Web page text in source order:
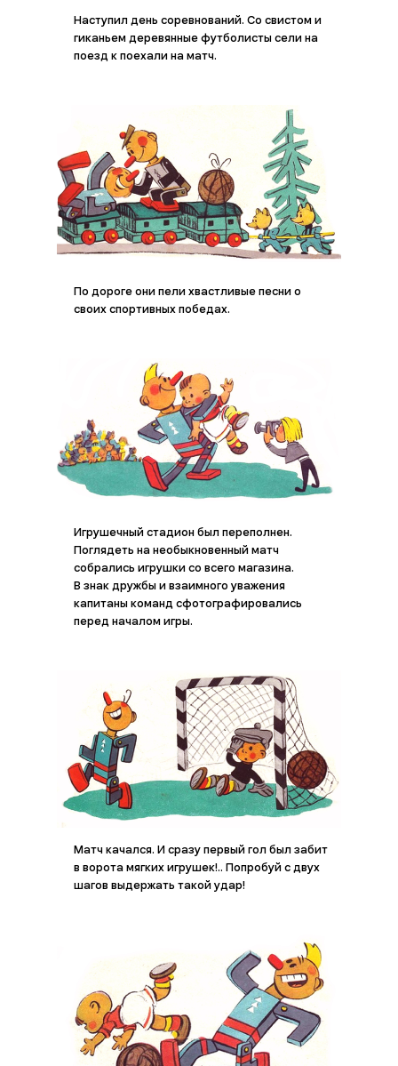
Наступил день соревнований. Со свистом и
гиканьем деревянные футболисты сели на
поезд к поехали на матч.
По дороге они пели хвастливые песни о
своих спортивных победах.
Игрушечный стадион был переполнен.
Поглядеть на необыкновенный матч
собрались игрушки со всего магазина.
В знак дружбы и взаимного уважения
капитаны команд сфотографировались
перед началом игры.
Матч качался. И сразу первый гол был забит
в ворота мягких игрушек!.. Попробуй с двух
шагов выдержать такой удар!